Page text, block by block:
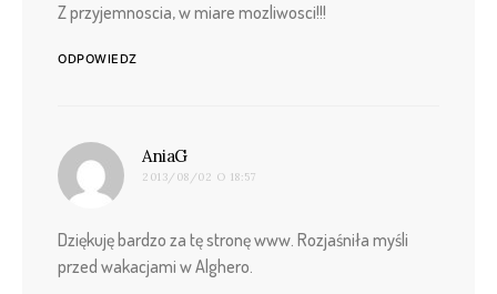
Z przyjemnoscia, w miare mozliwosci!!!
ODPOWIEDZ
AniaG
2013/08/02 O 18:57
Dziękuję bardzo za tę stronę www. Rozjaśniła myśli
przed wakacjami w Alghero.